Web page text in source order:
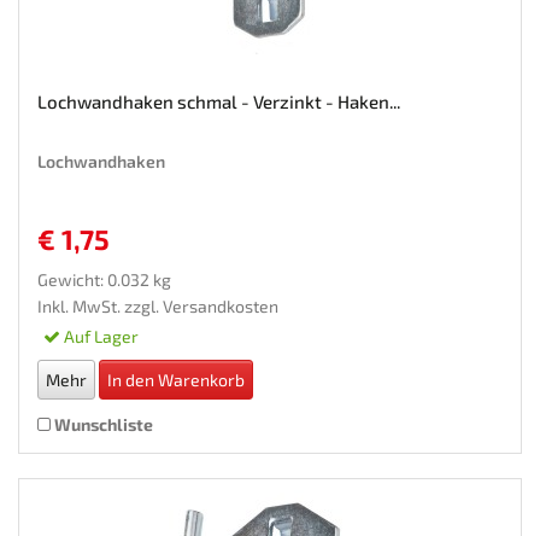
Lochwandhaken schmal - Verzinkt - Haken...
Lochwandhaken
€ 1,75
Gewicht: 0.032 kg
Inkl. MwSt. zzgl. Versandkosten
Auf Lager
Mehr In den Warenkorb
Wunschliste